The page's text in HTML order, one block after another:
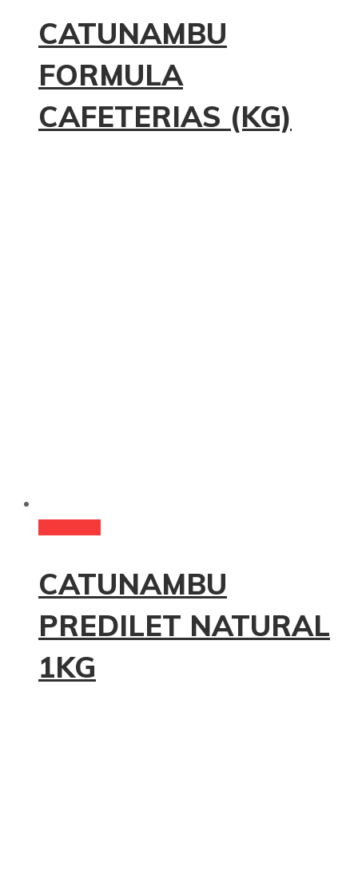
CATUNAMBU
FORMULA
CAFETERIAS (KG)
CATUNAMBU
PREDILET NATURAL
1KG